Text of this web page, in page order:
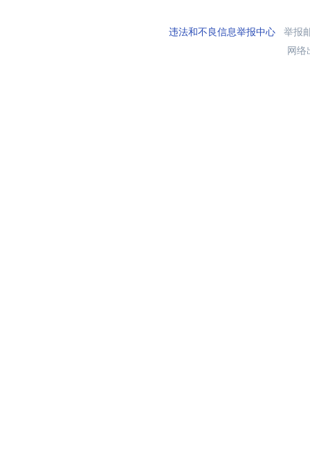
违法和不良信息举报中心举报
网